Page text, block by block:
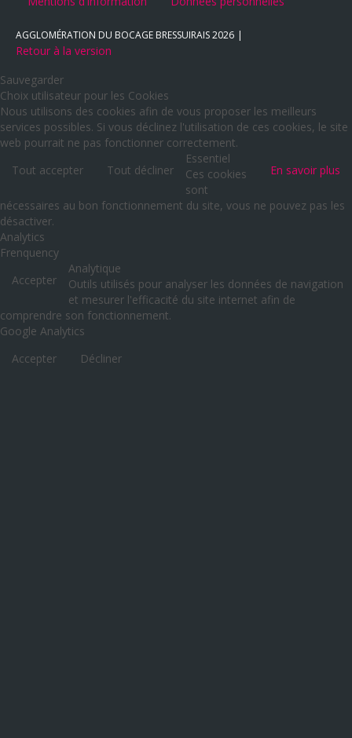
AGGLOMÉRATION DU BOCAGE BRESSUIRAIS2026
Retour à la version
Sauvegarder
Choix utilisateur pour les Cookies
Nous utilisons des cookies afin de vous proposer les meilleurs
services possibles. Si vous déclinez l'utilisation de ces cookies, le site
web pourrait ne pas fonctionner correctement.
Tout accepter
Tout décliner En savoir plus
Essentiel
Ces cookies
sont
nécessaires au bon fonctionnement du site, vous ne pouvez pas les
désactiver.
Analytics
Frenquency
Accepter
Analytique
Outils utilisés pour analyser les données de navigation
et mesurer l'efficacité du site internet afin de
comprendre son fonctionnement.
Google Analytics
Accepter
Décliner